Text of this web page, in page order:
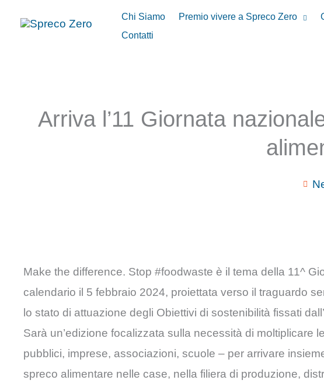
Chi Siamo Premio vivere a Spreco Zero
Contatti
Arriva l’11 Giornata
Make the difference. Stop #foodwaste è il tema della 11^
calendario il 5 febbraio 2024, proiettata verso il traguardo
lo stato di attuazione degli Obiettivi di sostenibilità fissati
Sarà un’edizione focalizzata sulla necessità di moltiplicare
pubblici, imprese, associazioni, scuole – per arrivare
spreco alimentare nelle case, nella filiera di produzione,